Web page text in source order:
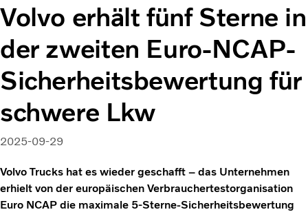
Elektro
Konfigurator
Dienstleistungen
Karriere
Technik
Händlersuche
News
Kontakt
Volvo erhält fünf Sterne in
der zweiten Euro-NCAP-
Sicherheitsbewertung für
schwere Lkw
2025-09-29
Volvo Trucks hat es wieder geschafft – das Unternehmen
erhielt von der europäischen Verbrauchertestorganisation
Euro NCAP die maximale 5-Sterne-Sicherheitsbewertung